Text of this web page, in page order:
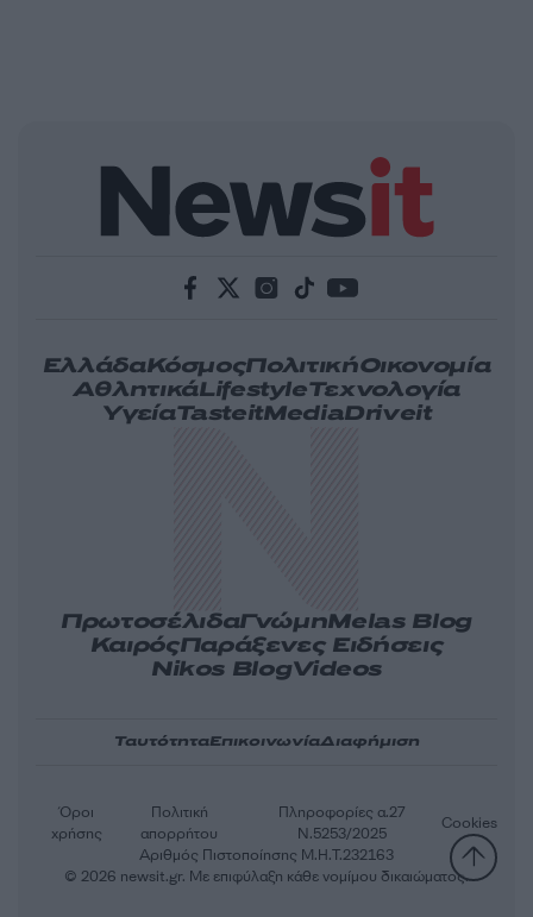
ΕλλάδαΚόσμοςΠολιτικήΟικονομία
ΑθλητικάLifestyleΤεχνολογία
ΥγείαTasteitMediaDriveit
ΠρωτοσέλιδαΓνώμηMelas Blog
ΚαιρόςΠαράξενες Ειδήσεις
Nikos BlogVideos
ΤαυτότηταΕπικοινωνίαΔιαφήμιση
Αριθμός Πιστοποίησης Μ.Η.Τ.232163
Όροι
χρήσης
Πολιτική
απορρήτου
Πληροφορίες α.27
Ν.5253/2025
Cookies
© 2026 newsit.gr. Με επιφύλαξη κάθε νομίμου δικαιώματος.